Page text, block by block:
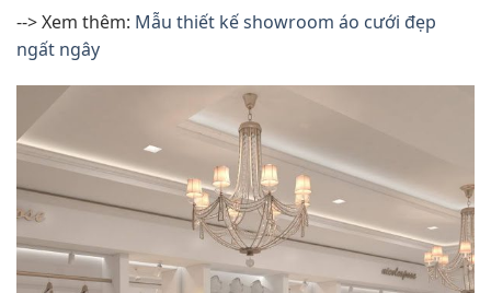
--> Xem thêm: Mẫu thiết kế showroom áo cưới đẹp
ngất ngây